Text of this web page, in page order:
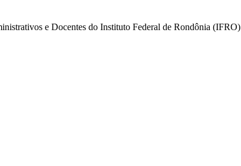
e Docentes do Instituto Federal de Rondônia (IFRO)